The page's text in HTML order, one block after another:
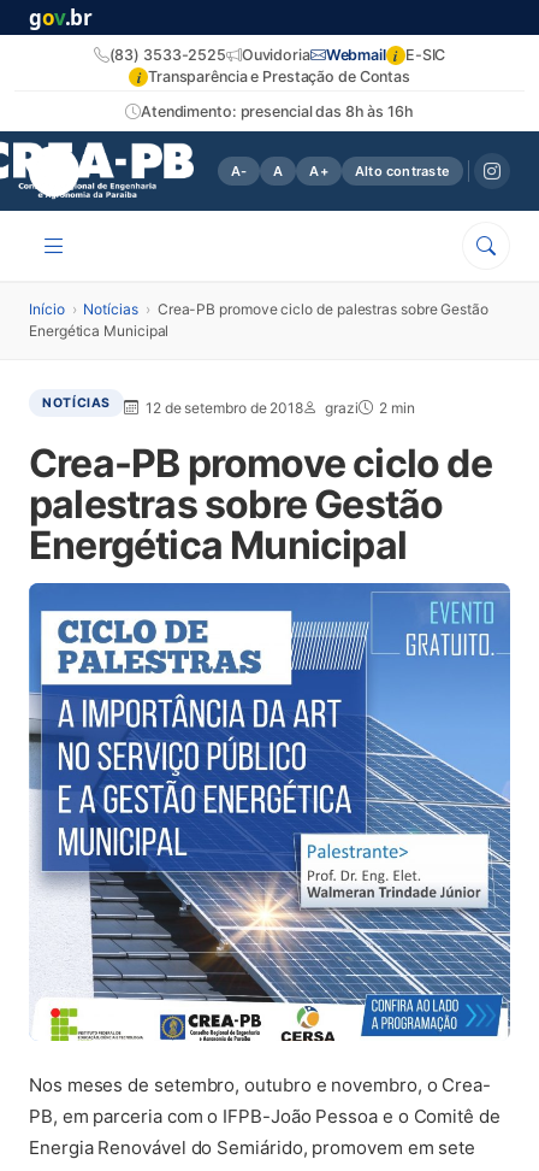
gov.br
Atendimento: presencial das 8h às 16h
(83) 3533-2525 Ouvidoria Webmail i E-SIC
i Transparência e Prestação de Contas
A- A A+ Alto contraste
Início › Notícias › Crea-PB promove ciclo de palestras sobre Gestão
Energética Municipal
NOTÍCIAS 12 de setembro de 2018 grazi 2 min
Crea-PB promove ciclo de
palestras sobre Gestão
Energética Municipal
Nos meses de setembro, outubro e novembro, o Crea-
PB, em parceria com o IFPB-João Pessoa e o Comitê de
Energia Renovável do Semiárido, promovem em sete